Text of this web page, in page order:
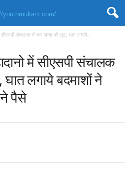
सीएसपी संचालक से चार लाख की लूट, घात लगाये...
में सीएसपी संचालक
लगाये बदमाशों ने
पैसे